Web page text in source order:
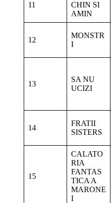
11
CHIN SI
AMIN
12
MONSTR
I
13
SA NU
UCIZI
14
FRATII
SISTERS
15
CALATO
RIA
FANTAS
TICA A
MARONE
I